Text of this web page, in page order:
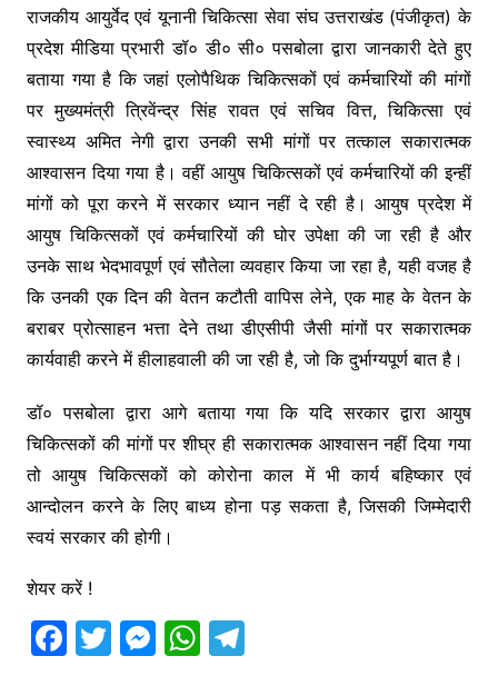
राजकीय आयुर्वेद एवं यूनानी चिकित्सा सेवा संघ उत्तराखंड (पंजीकृत) के
प्रदेश मीडिया प्रभारी डॉ० डी० सी० पसबोला द्वारा जानकारी देते हुए
बताया गया है कि जहां एलोपैथिक चिकित्सकों एवं कर्मचारियों की मांगों​
पर मुख्यमंत्री​ त्रिवेंन्द्र सिंह रावत एवं सचिव वित्त, चिकित्सा एवं
स्वास्थ्य अमित नेगी द्वारा उनकी सभी मांगों पर तत्काल सकारात्मक
आश्वासन दिया गया है। वहीं आयुष चिकित्सकों एवं कर्मचारियों की इन्हीं
मांगों को पूरा करने में सरकार ध्यान नहीं दे रही है। आयुष प्रदेश में
आयुष चिकित्सकों एवं कर्मचारियों की घोर उपेक्षा की जा रही है और
उनके साथ भेदभाव​पूर्ण एवं सौतेला व्यवहार किया जा रहा है, यही वजह है
कि उनकी एक दिन की वेतन कटौती वापिस लेने, एक माह के वेतन के
बराबर प्रोत्साहन भत्ता देने तथा डीएसीपी जैसी मांगों पर सकारात्मक
कार्यवाही करने में हीलाहवाली की जा रही है, जो कि दुर्भाग्यपूर्ण बात है।
डॉ० पसबोला द्वारा आगे बताया गया कि यदि सरकार द्वारा आयुष
चिकित्सकों की मांगों पर शीघ्र ही सकारात्मक आश्वासन नहीं दिया गया
तो आयुष चिकित्सकों को कोरोना काल में भी कार्य बहिष्कार एवं
आन्दोलन करने के लिए बाध्य होना पड़ सकता​ है, जिसकी जिम्मेदारी
स्वयं सरकार की होगी।
शेयर करें !
F T M W T